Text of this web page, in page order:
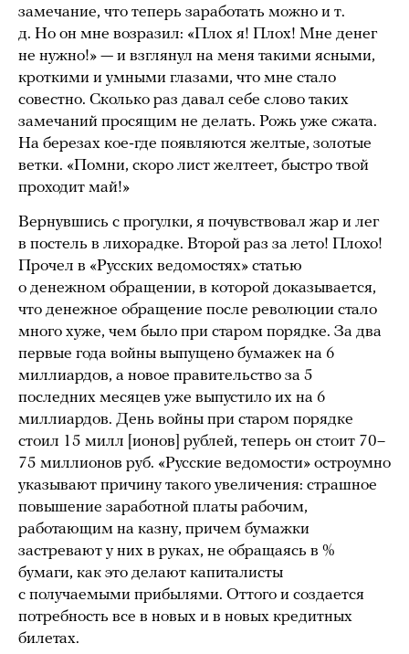
замечание, что теперь заработать можно и т.
д. Но он мне возразил: «Плох я! Плох! Мне денег
не нужно!» — и взглянул на меня такими ясными,
кроткими и умными глазами, что мне стало
совестно. Сколько раз давал себе слово таких
замечаний просящим не делать. Рожь уже сжата.
На березах кое‑где появляются желтые, золотые
ветки. «Помни, скоро лист желтеет, быстро твой
проходит май!»
Вернувшись с прогулки, я почувствовал жар и лег
в постель в лихорадке. Второй раз за лето! Плохо!
Прочел в «Русских ведомостях» статью
о денежном обращении, в которой доказывается,
что денежное обращение после революции стало
много хуже, чем было при старом порядке. За два
первые года войны выпущено бумажек на 6
миллиардов, а новое правительство за 5
последних месяцев уже выпустило их на 6
миллиардов. День войны при старом порядке
стоил 15 милл [ионов] рублей, теперь он стоит 70–
75 миллионов руб. «Русские ведомости» остроумно
указывают причину такого увеличения: страшное
повышение заработной платы рабочим,
работающим на казну, причем бумажки
застревают у них в руках, не обращаясь в %
бумаги, как это делают капиталисты
с получаемыми прибылями. Оттого и создается
потребность все в новых и в новых кредитных
билетах.